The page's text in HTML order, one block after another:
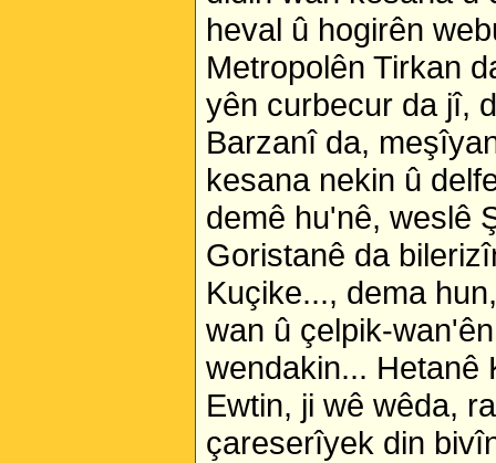
heval û hogirên
Metropolên Tirkan
yên curbecur da jî,
Barzanî da,
kesana nekin û
demê hu'nê, weslê
Goristanê da
Kuçike..., dema
wan û çelpik-
wendakin... Hetanê
Ewtin, ji wê wêda,
çareserîyek din